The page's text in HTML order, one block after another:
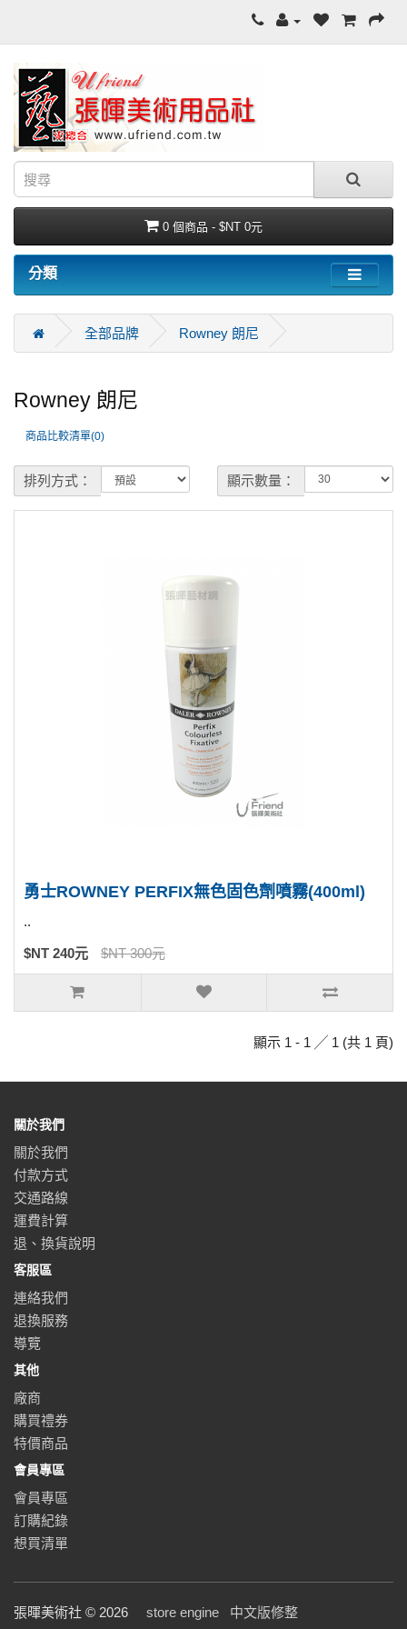
0 個商品 - $NT 0元
分類
全部品牌 Rowney 朗尼
Rowney 朗尼
商品比較清單(0)
排列方式： 顯示數量：
勇士ROWNEY PERFIX無色固色劑噴霧(400ml)
..
$NT 240元 $NT 300元
顯示 1 - 1 ╱ 1 (共 1 頁)
關於我們
關於我們
付款方式
交通路線
運費計算
退、換貨說明
客服區
連絡我們
退換服務
導覽
其他
廠商
購買禮券
特價商品
會員專區
會員專區
訂購紀錄
想買清單
張暉美術社 © 2026 store engine 中文版修整